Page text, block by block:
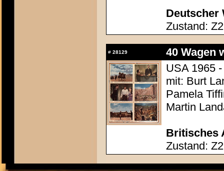
Deutscher
Zustand: Z2
# 28129
40 Wagen
USA 1965
mit: Burt
Pamela
Martin
Britisches
Zustand: Z2